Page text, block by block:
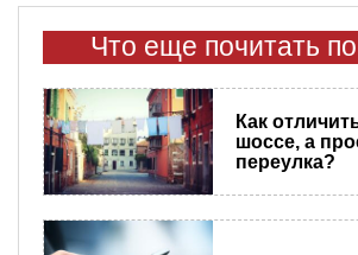
Что еще почитать
Как
шоссе, а
переулка?